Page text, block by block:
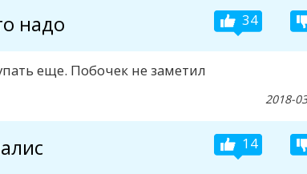
надо 34
еще. Побочек не заметил
2018-
14